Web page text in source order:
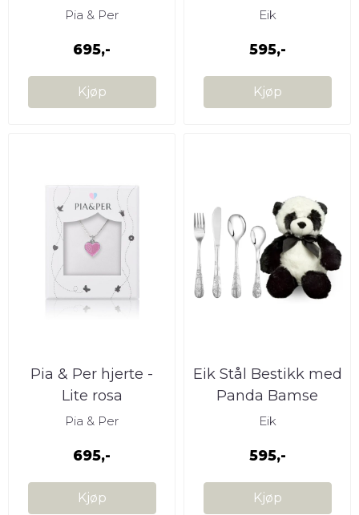
Pia & Per
695,-
Kjøp
Eik
595,-
Kjøp
Pia & Per hjerte -
Lite rosa
Pia & Per
695,-
Kjøp
Eik Stål Bestikk med
Panda Bamse
Eik
595,-
Kjøp